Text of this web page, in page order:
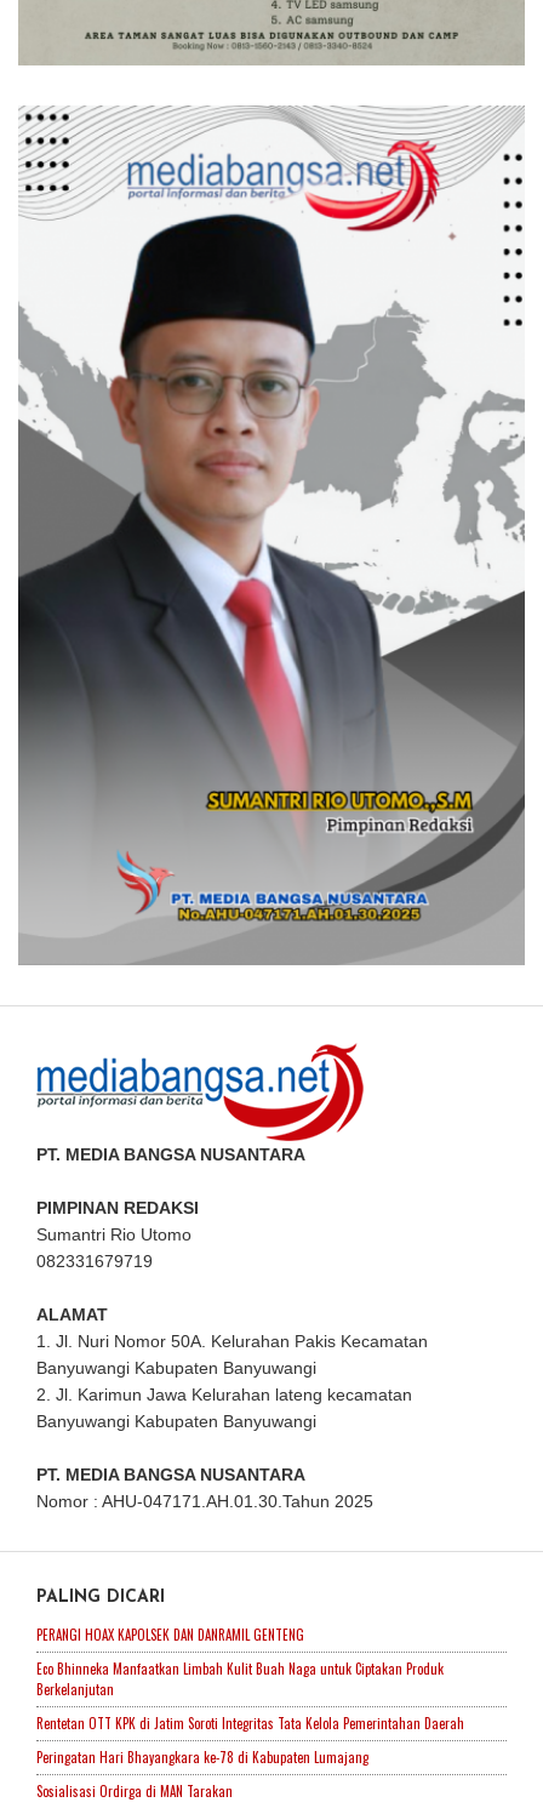
PT. MEDIA BANGSA NUSANTARA
PIMPINAN REDAKSI
Sumantri Rio Utomo
082331679719
ALAMAT
1. Jl. Nuri Nomor 50A. Kelurahan Pakis Kecamatan
Banyuwangi Kabupaten Banyuwangi
2. Jl. Karimun Jawa Kelurahan lateng kecamatan
Banyuwangi Kabupaten Banyuwangi
PT. MEDIA BANGSA NUSANTARA
Nomor : AHU-047171.AH.01.30.Tahun 2025
PALING DICARI
PERANGI HOAX KAPOLSEK DAN DANRAMIL GENTENG
Eco Bhinneka Manfaatkan Limbah Kulit Buah Naga untuk Ciptakan Produk
Berkelanjutan
Rentetan OTT KPK di Jatim Soroti Integritas Tata Kelola Pemerintahan Daerah
Peringatan Hari Bhayangkara ke-78 di Kabupaten Lumajang
Sosialisasi Ordirga di MAN Tarakan